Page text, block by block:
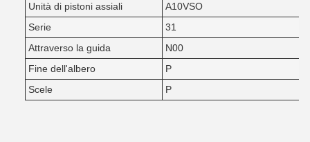
Unità di pistoni assiali
A10VSO
Serie
31
Attraverso la guida
N00
Fine dell'albero
P
Scele
P